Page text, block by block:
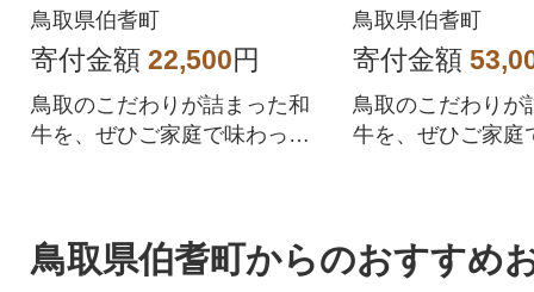
鳥取県伯耆町
寄付金額 22,500円
鳥取のこだわりが詰まった和
牛を、ぜひご家庭で味わって
鳥取県伯耆町
寄付金額
鳥取のこだわりが
牛を、ぜひご家庭
鳥取県伯耆町からのおすすめ